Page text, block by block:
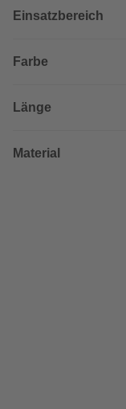
Einsatzbereich
Farbe
Länge
Material